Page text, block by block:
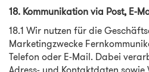
18. Kommunikation via Post, E-
18.1 Wir nutzen für die
Marketingzwecke
Telefon oder E-Mail. Dabei